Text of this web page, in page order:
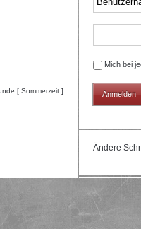
[ Sommerzeit ]
Mich bei
Ändere